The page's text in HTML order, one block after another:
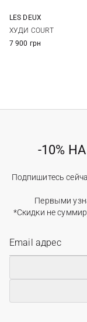
LES DEUX
ХУДИ COURT
7 900 грн
-10%
Подпишитесь
Первыми
*Скидки не